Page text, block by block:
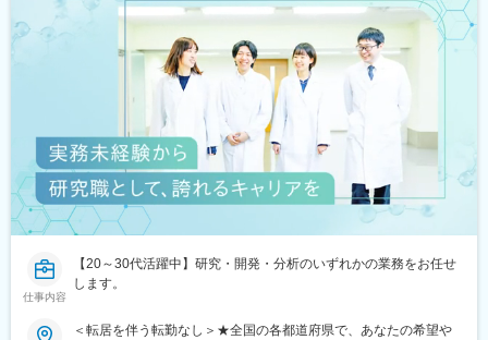
仕事内容
【20～30代活躍中】研究・開発・分析のいずれかの業務をお任せ
します。
＜転居を伴う転勤なし＞★全国の各都道府県で、あなたの希望や